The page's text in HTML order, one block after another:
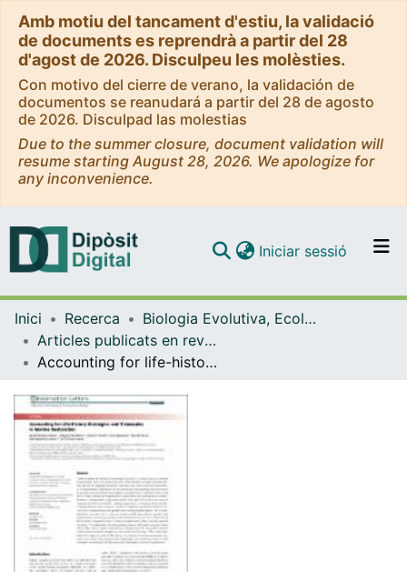
Amb motiu del tancament d'estiu, la validació
de documents es reprendrà a partir del 28
d'agost de 2026. Disculpeu les molèsties.
Con motivo del cierre de verano, la validación de
documentos se reanudará a partir del 28 de agosto
de 2026. Disculpad las molestias
Due to the summer closure, document validation will
resume starting August 28, 2026. We apologize for
any inconvenience.
Navega per tot el DD
Com publicar
Iniciar sessió (current)
Inici Recerca
Biologia Evolutiva, Ecologia i Ciències Ambientals
Articles publicats en revistes (Biologia Evolutiva, Ecologia i Ciències Ambientals)
Accounting for life-history strategies and timescales in marine restoration